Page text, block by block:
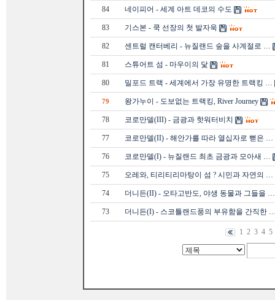
84 네이피어 - 세계 아트 데코의 수도
83 기스본 - 쿡 선장의 첫 발자욱
82 센트럴 캔터베리 - 뉴질랜드 숲을 사계절로 …
81 스튜어트 섬 - 마우이의 닻
80 밀포드 트랙 - 세계에서 가장 유명한 트랙킹 …
79 왕가누이 - 도보없는 트랙킹, River Journey
78 코로만델(III) - 금광과 핫워터비치
77 코로만델(II) - 해안가를 따라 열십자로 뻗은 …
76 코로만델(I) - 뉴질랜드 최초 금광과 모아새 …
75 오레와, 티리티리마탕이 섬 ? 시민과 자연의 …
74 더니든(II) - 오타고반도, 야생 동물과 그들을 …
73 더니든(I) - 스코틀랜드풍의 부유함을 간직한
1 2 3 4 5